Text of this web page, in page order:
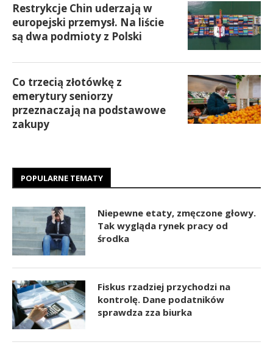
Restrykcje Chin uderzają w
europejski przemysł. Na liście
są dwa podmioty z Polski
Co trzecią złotówkę z
emerytury seniorzy
przeznaczają na podstawowe
zakupy
POPULARNE TEMATY
Niepewne etaty, zmęczone głowy.
Tak wygląda rynek pracy od
środka
Fiskus rzadziej przychodzi na
kontrolę. Dane podatników
sprawdza zza biurka